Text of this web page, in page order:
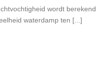
wordt berekend
waterdamp ten [...]